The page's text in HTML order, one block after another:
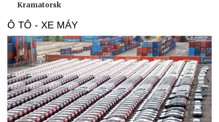
Kramatorsk
Ô TÔ - XE MÁY